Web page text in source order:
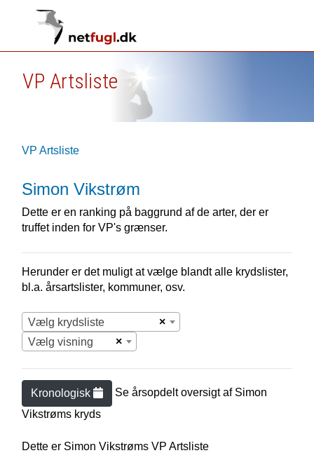
VP Artsliste
VP Artsliste
Simon Vikstrøm
Dette er en ranking på baggrund af de arter, der er
truffet inden for VP's grænser.
Herunder er det muligt at vælge blandt alle krydslister,
bl.a. årsartslister, kommuner, osv.
×
Vælg krydsliste
×
Vælg visning
Kronologisk Se årsopdelt oversigt af Simon
Vikstrøms kryds
Dette er Simon Vikstrøms VP Artsliste